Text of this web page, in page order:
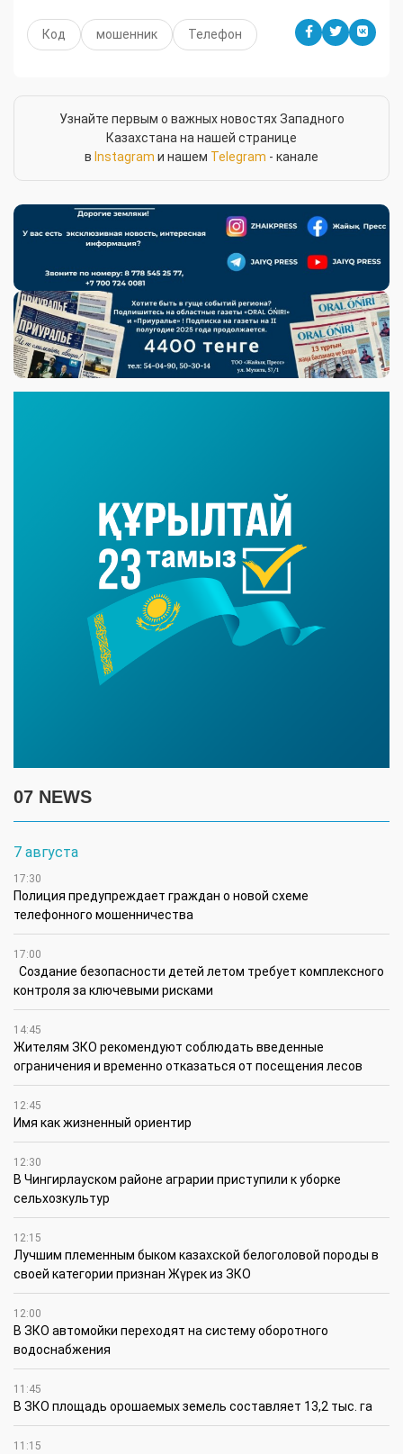
Код мошенник Телефон
Узнайте первым о важных новостях Западного
Казахстана на нашей странице
в Instagram и нашем Telegram - канале
07 NEWS
7 августа
17:30
Полиция предупреждает граждан о новой схеме
телефонного мошенничества
17:00
Создание безопасности детей летом требует комплексного
контроля за ключевыми рисками
14:45
Жителям ЗКО рекомендуют соблюдать введенные
ограничения и временно отказаться от посещения лесов
12:45
Имя как жизненный ориентир
12:30
В Чингирлауском районе аграрии приступили к уборке
сельхозкультур
12:15
Лучшим племенным быком казахской белоголовой породы в
своей категории признан Жүрек из ЗКО
12:00
В ЗКО автомойки переходят на систему оборотного
водоснабжения
11:45
В ЗКО площадь орошаемых земель составляет 13,2 тыс. га
11:15